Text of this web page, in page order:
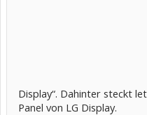
Display“. Dahinter steckt
Panel von LG Display.